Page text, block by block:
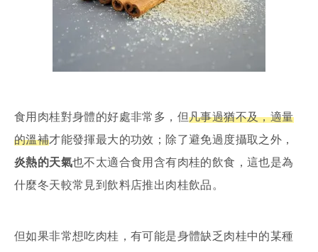
食用肉桂對身體的好處非常多，但凡事過猶不及，適量
的溫補才能發揮最大的功效；除了避免過度攝取之外，
炎熱的天氣也不太適合食用含有肉桂的飲食，這也是為
什麼冬天較常見到飲料店推出肉桂飲品。
但如果非常想吃肉桂，有可能是身體缺乏肉桂中的某種